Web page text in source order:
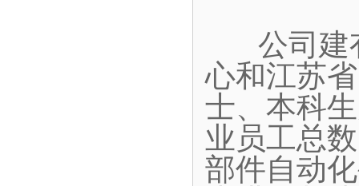
公司建
心和江苏
士、本科
业员工总
部件自动